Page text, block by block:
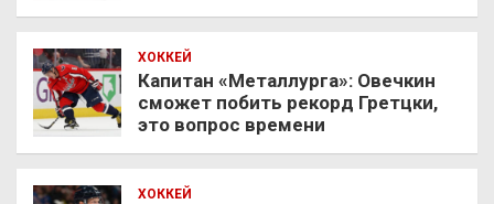
ХОККЕЙ
Капитан «Металлурга»: Овечкин
сможет побить рекорд Гретцки,
это вопрос времени
ХОККЕЙ